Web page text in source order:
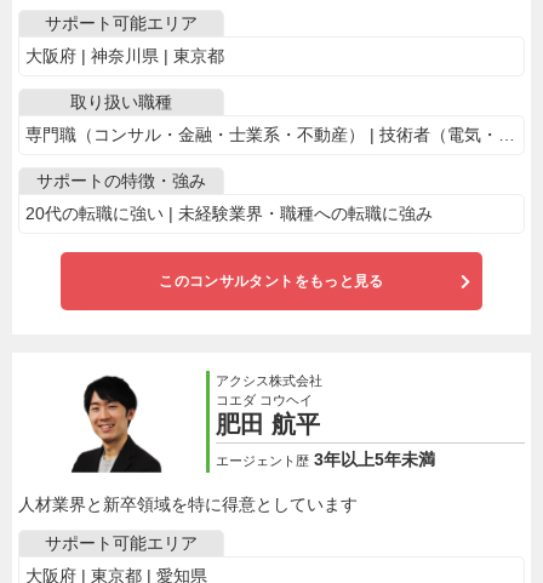
サポート可能エリア
大阪府 | 神奈川県 | 東京都
取り扱い職種
サポートの特徴・強み
20代の転職に強い | 未経験業界・職種への転職に強み
このコンサルタントをもっと見る
アクシス株式会社
コエダ コウヘイ
肥田 航平
エージェント歴 3年以上5年未満
人材業界と新卒領域を特に得意としています
サポート可能エリア
大阪府 | 東京都 | 愛知県